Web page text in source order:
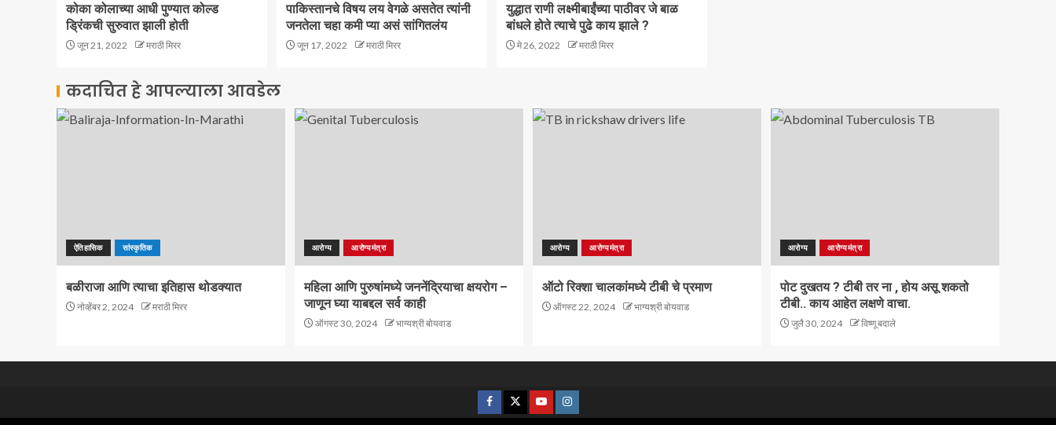
कोका कोलाच्या आधी पुण्यात कोल्ड
ड्रिंकची सुरुवात झाली होती
जून 21, 2022 मराठी मिरर
पाकिस्तानचे विषय लय वेगळे असतेत त्यांनी
जनतेला चहा कमी प्या असं सांगितलंय
जून 17, 2022 मराठी मिरर
युद्धात राणी लक्ष्मीबाईंच्या पाठीवर जे बाळ
बांधले होते त्याचे पुढे काय झाले ?
मे 26, 2022 मराठी मिरर
कदाचित हे आपल्याला आवडेल
ऐतिहासिक सांस्कृतिक
बळीराजा आणि त्याचा इतिहास थोडक्यात
नोव्हेंबर 2, 2024 मराठी मिरर
आरोग्य आरोग्यमंत्रा
महिला आणि पुरुषांमध्ये जननेंद्रियाचा क्षयरोग –
जाणून घ्या याबद्दल सर्व काही
ऑगस्ट 30, 2024 भाग्यश्री बोयवाड
आरोग्य आरोग्यमंत्रा
ऑटो रिक्शा चालकांमध्ये टीबी चे प्रमाण
ऑगस्ट 22, 2024 भाग्यश्री बोयवाड
आरोग्य आरोग्यमंत्रा
पोट दुखतय ? टीबी तर ना , होय असू शकतो
टीबी.. काय आहेत लक्षणे वाचा.
जुलै 30, 2024 विष्णू बदाले